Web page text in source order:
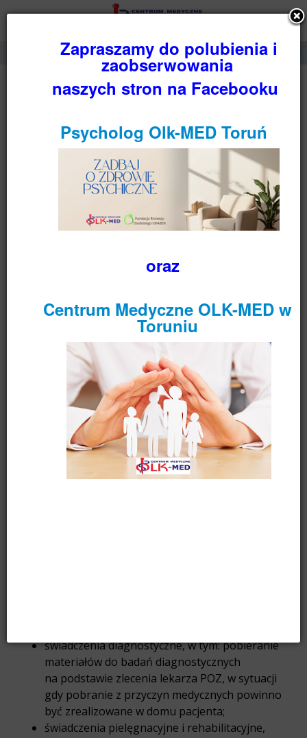
PIELĘGNIARKA POZ
(PIELĘGNIARKA
ŚRODOWISKOWA)
Świadczenia pielęgniarki POZ
pielęgniarską nad pacjentem
w środowisku zamieszkania,
z uwzględnieniem miejsca udzielania
świadczeń, takie jak:
świadczenia profilaktyczne u dzieci w wieku 0-6
r.ż., w tym:
wizyty patronażowe w 3-4.(trzecim-
czwartym) miesiącu zycia i - o ile w czasie
tej wizyty zostały stwierdzone zaburzenia
stanu zdrowia dziecka - także w 9.
świadczenia diagnostyczne, w tym: pobieranie
materiałów do badań diagnostycznych
na podstawie zlecenia lekarza POZ, w sytuacji
gdy pobranie z przyczyn medycznych powinno
być zrealizowane w domu pacjenta;
świadczenia pielęgnacyjne i rehabilitacyjne,